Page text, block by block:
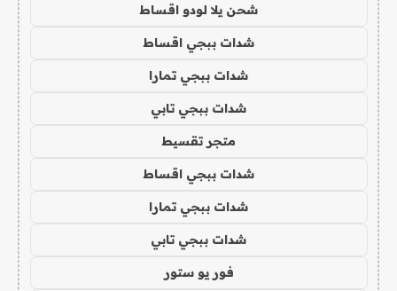
شحن يلا لودو اقساط
شدات ببجي اقساط
شدات ببجي تمارا
شدات ببجي تابي
متجر تقسيط
شدات ببجي اقساط
شدات ببجي تمارا
شدات ببجي تابي
فور يو ستور